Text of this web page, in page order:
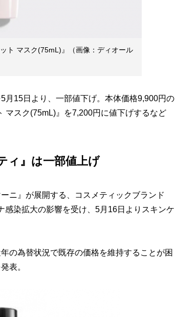
ト マスク(75mL)』（画像：ディオール
15日より、一部値下げ。本体価格9,900円の
マスク(75mL)』を7,200円に値下げするなど
ィ』は一部値上げ
ニ』が展開する、コスメティックブランド
感染拡大の影響を受け、5月16日よりスキンケ
の為替状況で既存の価格を維持することが困
表。